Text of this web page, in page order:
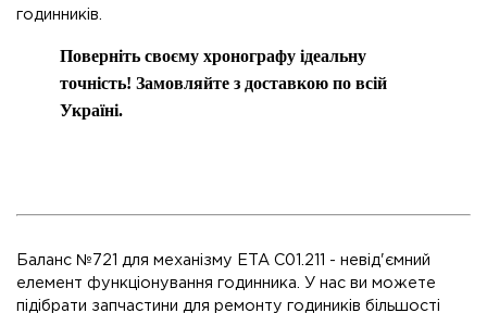
годинників.
Поверніть своєму хронографу ідеальну
точність! Замовляйте з доставкою по всій
Україні.
Баланс №721 для механізму ETA C01.211 - невід'ємний
елемент функціонування годинника. У нас ви можете
підібрати запчастини для ремонту годиників більшості